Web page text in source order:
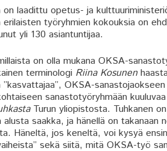
on laadittu opetus- ja
erilaisten työryhmien kokouksia on
yli 130 asiantuntijaa.
on olla mukana OKSA-
terminologi Riina Kosunen
”kasvattajaa”, OKSA-
sanastotyöryhmään
Turun yliopistosta. Tuhkanen
alusta saakka, ja hänellä on takanaan
Häneltä, jos keneltä, voi kysyä
sekä siitä, mitä OKSA-työ